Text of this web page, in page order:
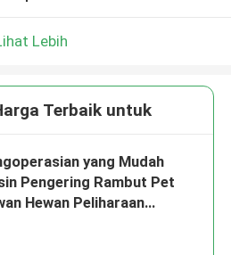
Lebih
Terbaik untuk
yang Mudah
Pengering Rambut Pet
Hewan Peliharaan